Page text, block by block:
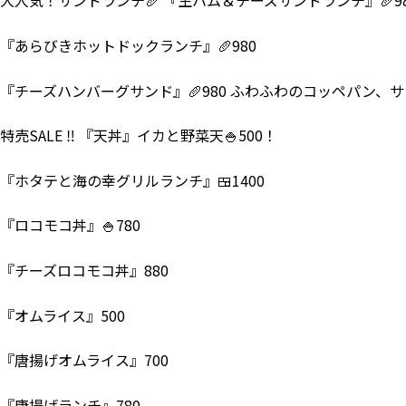
『あらびきホットドックランチ』🥖980
『チーズハンバーグサンド』🥖980 ふわふわのコッペパン、
特売SALE ‼ 『天丼』イカと野菜天🍚500！
『ホタテと海の幸グリルランチ』🍱1400
『ロコモコ丼』🍚780
『チーズロコモコ丼』880
『オムライス』500
『唐揚げオムライス』700